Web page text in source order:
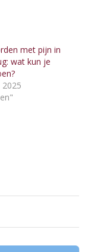
met pijn in
wat kun je